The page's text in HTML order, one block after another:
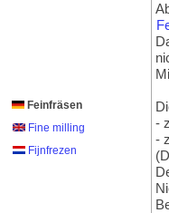
Feinfräsen
Fine milling
Fijnfrezen
-
-